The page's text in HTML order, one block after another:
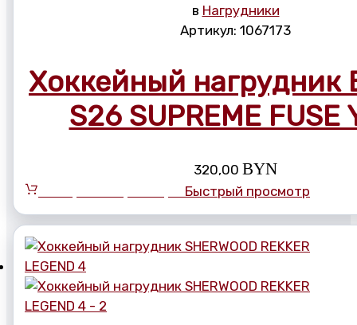
в Нагрудники
Артикул: 1067173
Хоккейный нагрудник
S26 SUPREME FUSE
320,00 BYN
Быстрый просмотр